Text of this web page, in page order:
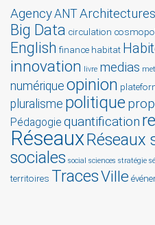
AgencyANT
Big Data circulation
English finance habitat
innovation livre medias
numérique opinion
pluralisme politique
Pédagogie quantification
RéseauxRéseaux
sociales social sciences stratégie
territoires TracesVille